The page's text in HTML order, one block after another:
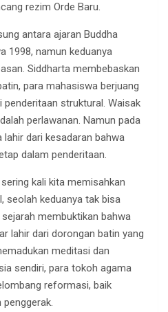
rezim Orde Baru.
antara ajaran Buddha
1998, namun keduanya
Siddharta membebaskan
para mahasiswa berjuang
struktural. Waisak
perlawanan. Namun pada
dari kesadaran bahwa
dalam penderitaan.
kali kita memisahkan
seolah keduanya tak bisa
membuktikan bahwa
lahir dari dorongan batin yang
meditasi dan
sendiri, para tokoh agama
reformasi, baik
penggerak.